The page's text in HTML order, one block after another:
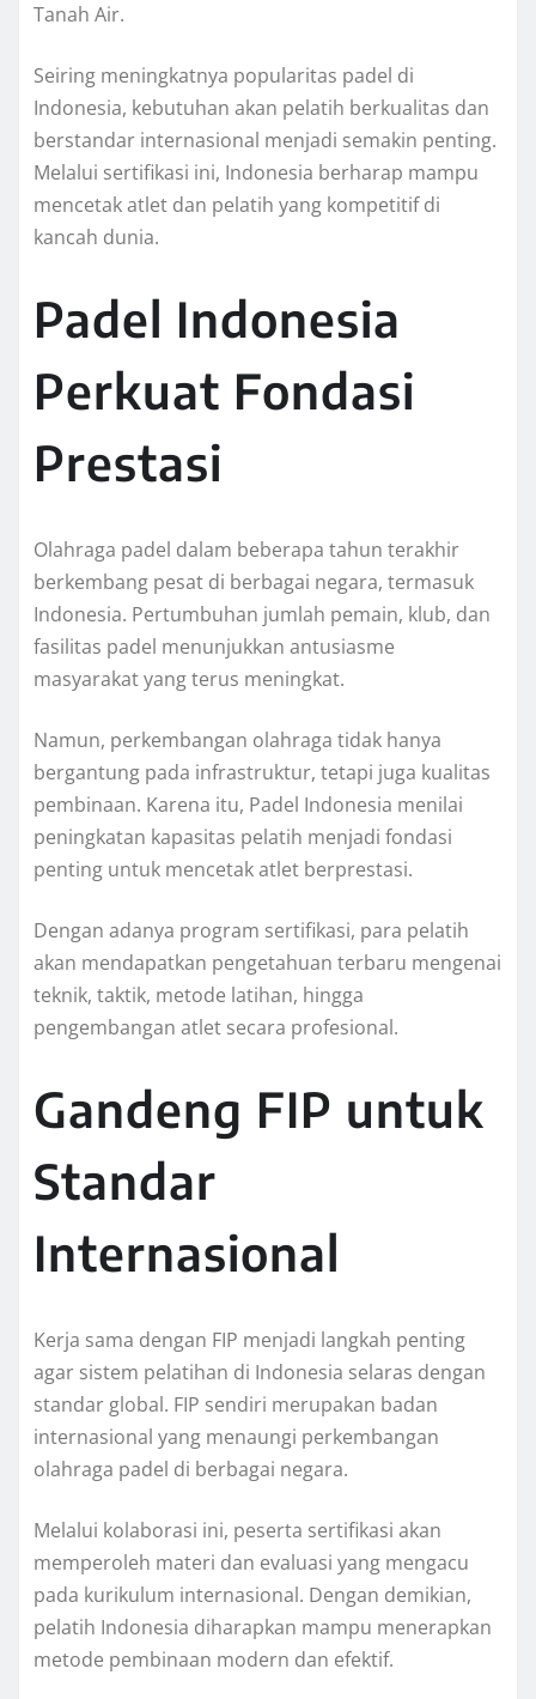
Tanah Air.
Seiring meningkatnya popularitas padel di
Indonesia, kebutuhan akan pelatih berkualitas dan
berstandar internasional menjadi semakin penting.
Melalui sertifikasi ini, Indonesia berharap mampu
mencetak atlet dan pelatih yang kompetitif di
kancah dunia.
Padel Indonesia
Perkuat Fondasi
Prestasi
Olahraga padel dalam beberapa tahun terakhir
berkembang pesat di berbagai negara, termasuk
Indonesia. Pertumbuhan jumlah pemain, klub, dan
fasilitas padel menunjukkan antusiasme
masyarakat yang terus meningkat.
Namun, perkembangan olahraga tidak hanya
bergantung pada infrastruktur, tetapi juga kualitas
pembinaan. Karena itu, Padel Indonesia menilai
peningkatan kapasitas pelatih menjadi fondasi
penting untuk mencetak atlet berprestasi.
Dengan adanya program sertifikasi, para pelatih
akan mendapatkan pengetahuan terbaru mengenai
teknik, taktik, metode latihan, hingga
pengembangan atlet secara profesional.
Gandeng FIP untuk
Standar
Internasional
Kerja sama dengan FIP menjadi langkah penting
agar sistem pelatihan di Indonesia selaras dengan
standar global. FIP sendiri merupakan badan
internasional yang menaungi perkembangan
olahraga padel di berbagai negara.
Melalui kolaborasi ini, peserta sertifikasi akan
memperoleh materi dan evaluasi yang mengacu
pada kurikulum internasional. Dengan demikian,
pelatih Indonesia diharapkan mampu menerapkan
metode pembinaan modern dan efektif.